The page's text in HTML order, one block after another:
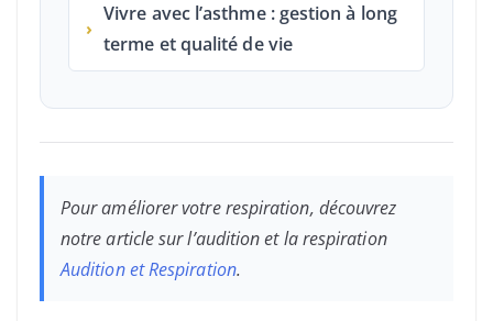
›
Vivre avec l’asthme : gestion à long
terme et qualité de vie
Pour améliorer votre respiration, découvrez
notre article sur l’audition et la respiration
Audition et Respiration.